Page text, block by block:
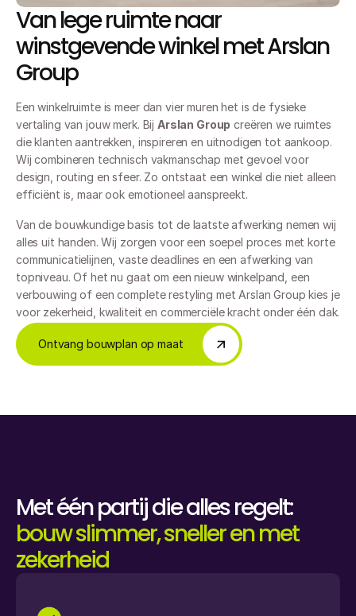
Van lege ruimte naar
winstgevende winkel met Arslan
Group
Een winkelruimte is meer dan vier muren het is de fysieke
vertaling van jouw merk. Bij Arslan Group creëren we ruimtes
die klanten aantrekken, inspireren en uitnodigen tot aankoop.
Wij combineren technisch vakmanschap met gevoel voor
design, routing en sfeer. Zo ontstaat een winkel die niet alleen
efficiënt is, maar ook emotioneel aanspreekt.
Van de bouwkundige basis tot de laatste afwerking nemen wij
alles uit handen. Wij zorgen voor een soepel proces met korte
communicatielijnen, vaste deadlines en een afwerking van
topniveau. Of het nu gaat om een nieuw winkelpand, een
verbouwing of een complete restyling met Arslan Group kies je
voor zekerheid, kwaliteit en commerciële kracht onder één dak.
Ontvang bouwplan op maat
Met één partij die alles regelt:
bouw slimmer, sneller en met
zekerheid